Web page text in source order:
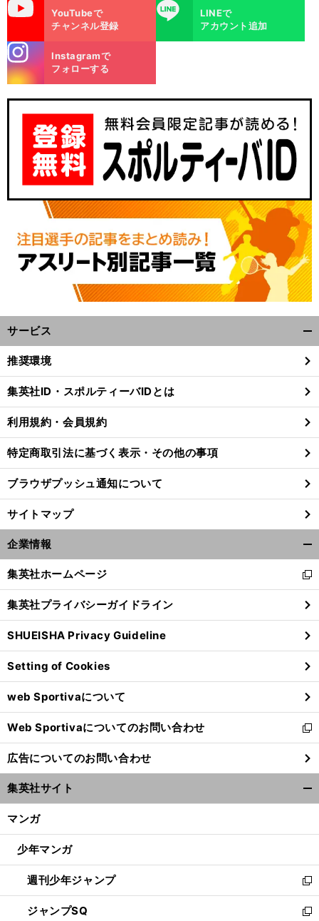
前
へ
YouTubeで
チャンネル登録
LINE
LINEで
アカウント追加
m
Instagramで
フォローする
サービス
閉
る
推奨環境
集英社ID・スポルティーバIDとは
利用規約・会員規約
特定商取引法に基づく表示・その他の事項
ブラウザプッシュ通知について
サイトマップ
企業情報
閉
る
集英社ホームページ
新
し
い
ウ
ィ
ン
ド
ウ
で
開
く
集英社プライバシーガイドライン
SHUEISHA Privacy Guideline
Setting of Cookies
web Sportivaについて
Web Sportivaについてのお問い合わせ
新
し
い
ウ
ィ
ン
ウ
開
く
広告についてのお問い合わせ
集英社サイト
マンガ
少年マンガ
週刊少年ジャンプ
新
し
い
ジャンプSQ
新